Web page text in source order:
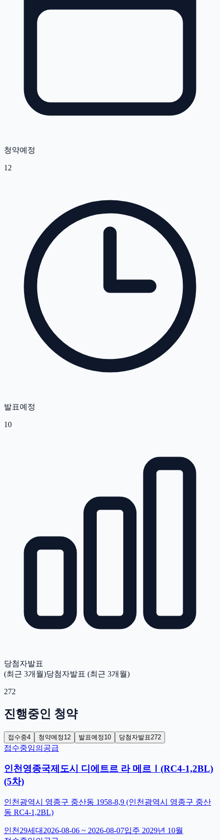
청약예정
12
발표예정
10
당첨자발표
(최근 3개월)당첨자발표 (최근 3개월)
272
진행중인 청약
접수중4 청약예정 12 발표예정 10 당첨자발표272
접수중임의공급
인천영종국제도시 디에트르 라 메르Ⅰ(RC4-1,2BL)
(5차)
인천광역시 영종구 중산동 1958-8,9 (인천광역시 영종구 중산
동 RC4-1,2BL)
인천 29세대 2026-08-06 ~ 2026-08-07입주 2029년 10월